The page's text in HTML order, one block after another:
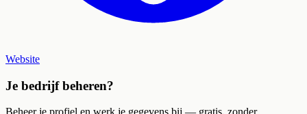
Website
Je bedrijf beheren?